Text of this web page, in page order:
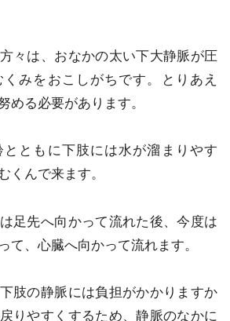
々は、おなかの太い下大静脈が圧
みをおこしがちです。とりあえ
める必要があります。
とともに下肢には水が溜まりやす
くんで来ます。
足先へ向かって流れた後、今度は
て、心臓へ向かって流れます。
肢の静脈には負担がかかりますか
りやすくするため、静脈のなかに